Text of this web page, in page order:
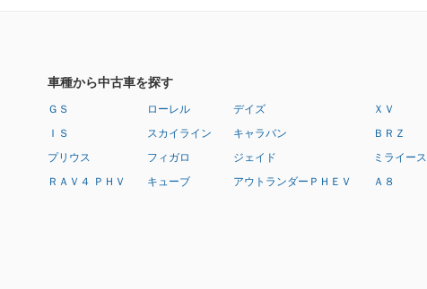
車種から中古車を探す
ＧＳ
ＩＳ
プリウス
ＲＡＶ４ ＰＨＶ
ローレル
スカイライン
フィガロ
キューブ
デイズ
キャラバン
ジェイド
アウトランダーＰＨＥＶ
ＸＶ
ＢＲＺ
ミライース
Ａ８